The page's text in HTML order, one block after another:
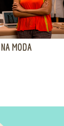
MODA